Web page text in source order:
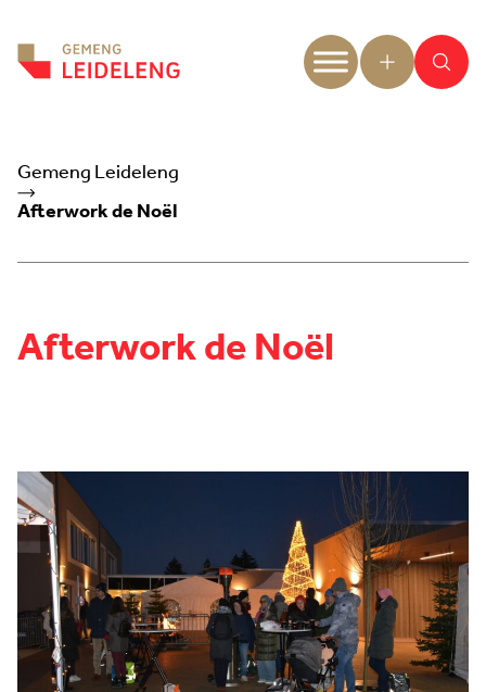
Gemeng Leideleng
Afterwork de Noël
Afterwork de Noël